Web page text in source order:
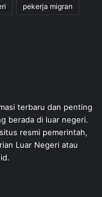
pekerja migran
terbaru dan penting
berada di luar negeri.
resmi pemerintah,
Luar Negeri atau